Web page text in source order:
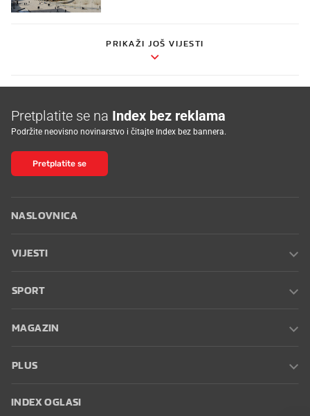
PRIKAŽI JOŠ VIJESTI
Pretplatite se na Index bez reklama
Podržite neovisno novinarstvo i čitajte Index bez bannera.
Pretplatite se
NASLOVNICA
VIJESTI
SPORT
MAGAZIN
PLUS
INDEX OGLASI